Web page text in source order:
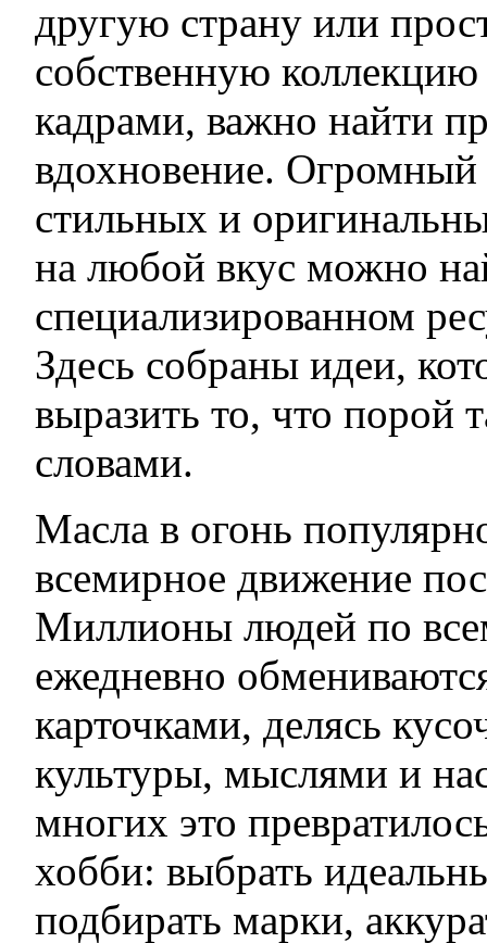
другую страну или
собственную
кадрами, важно найти
вдохновение.
стильных и
на любой вкус можно
специализированном
Здесь собраны идеи,
выразить то, что порой
словами.
Масла в огонь
всемирное движение
Миллионы людей по
ежедневно
карточками, делясь
культуры, мыслями и
многих это
хобби: выбрать
подбирать марки,